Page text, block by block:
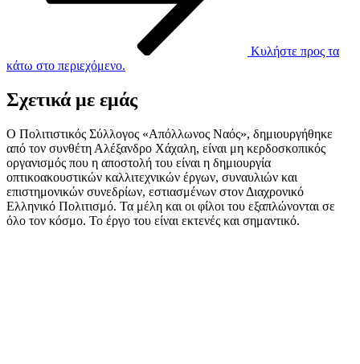
Κυλήστε προς τα
κάτω στο περιεχόμενο.
Σχετικά με εμάς
Ο Πολιτιστικός Σύλλογος «Απόλλωνος Ναός», δημιουργήθηκε
από τον συνθέτη Αλέξανδρο Χάχαλη, είναι μη κερδοσκοπικός
οργανισμός που η αποστολή του είναι η δημιουργία
οπτικοακουστικών καλλιτεχνικών έργων, συναυλιών και
επιστημονικών συνεδρίων, εστιασμένων στον Διαχρονικό
Ελληνικό Πολιτισμό. Τα μέλη και οι φίλοι του εξαπλώνονται σε
όλο τον κόσμο. Το έργο του είναι εκτενές και σημαντικό.